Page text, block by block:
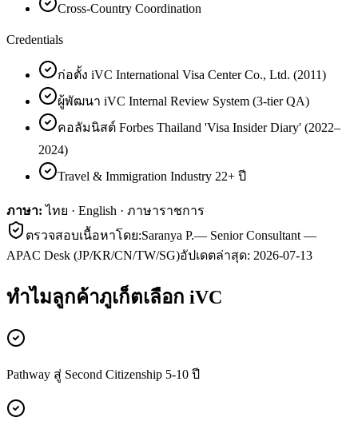
Cross-Country Coordination
Credentials
ก่อตั้ง iVC International Visa Center Co., Ltd. (2011)
ผู้พัฒนา iVC Internal Review System (3-tier QA)
คอลัมนิสต์ Forbes Thailand 'Visa Insider Diary' (2022–
2024)
Travel & Immigration Industry 22+ ปี
ภาษา: ไทย · English · ภาษาราชการ
ตรวจสอบเนื้อหาโดย:Saranya P.— Senior Consultant —
APAC Desk (JP/KR/CN/TW/SG)อัปเดตล่าสุด: 2026-07-13
ทำไมลูกค้าภูเก็ตเลือก iVC
Pathway สู่ Second Citizenship 5-10 ปี